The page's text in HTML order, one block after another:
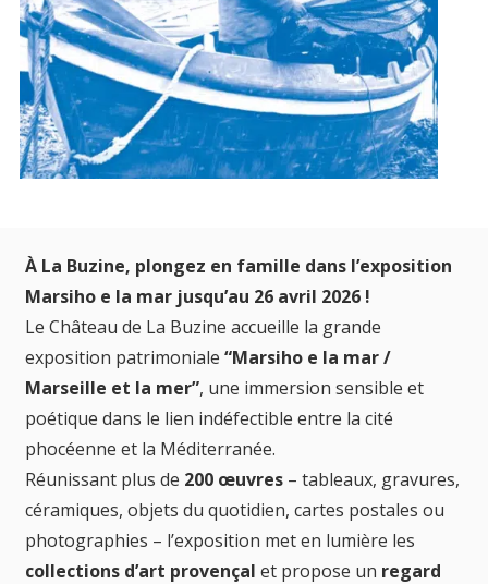
À La Buzine, plongez en famille dans l’exposition
Marsiho e la mar jusqu’au 26 avril 2026 !
Le Château de La Buzine accueille la grande
exposition patrimoniale “Marsiho e la mar /
Marseille et la mer”, une immersion sensible et
poétique dans le lien indéfectible entre la cité
phocéenne et la Méditerranée.
Réunissant plus de 200 œuvres – tableaux, gravures,
céramiques, objets du quotidien, cartes postales ou
photographies – l’exposition met en lumière les
collections d’art provençal et propose un regard